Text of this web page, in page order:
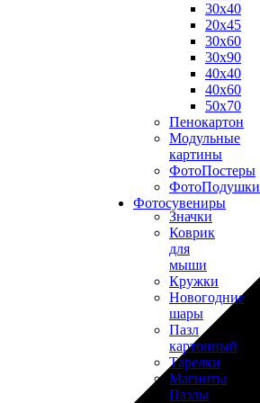
30х40
20х45
30х60
30х90
40х40
40х60
50х70
Пенокартон
Модульные
картины
ФотоПостеры
ФотоПодушки
Фотоcувениры
Значки
Коврик
для
мыши
Кружки
Новогодние
шары
Пазл
картонный
Тарелки
Магниты
Пазлы